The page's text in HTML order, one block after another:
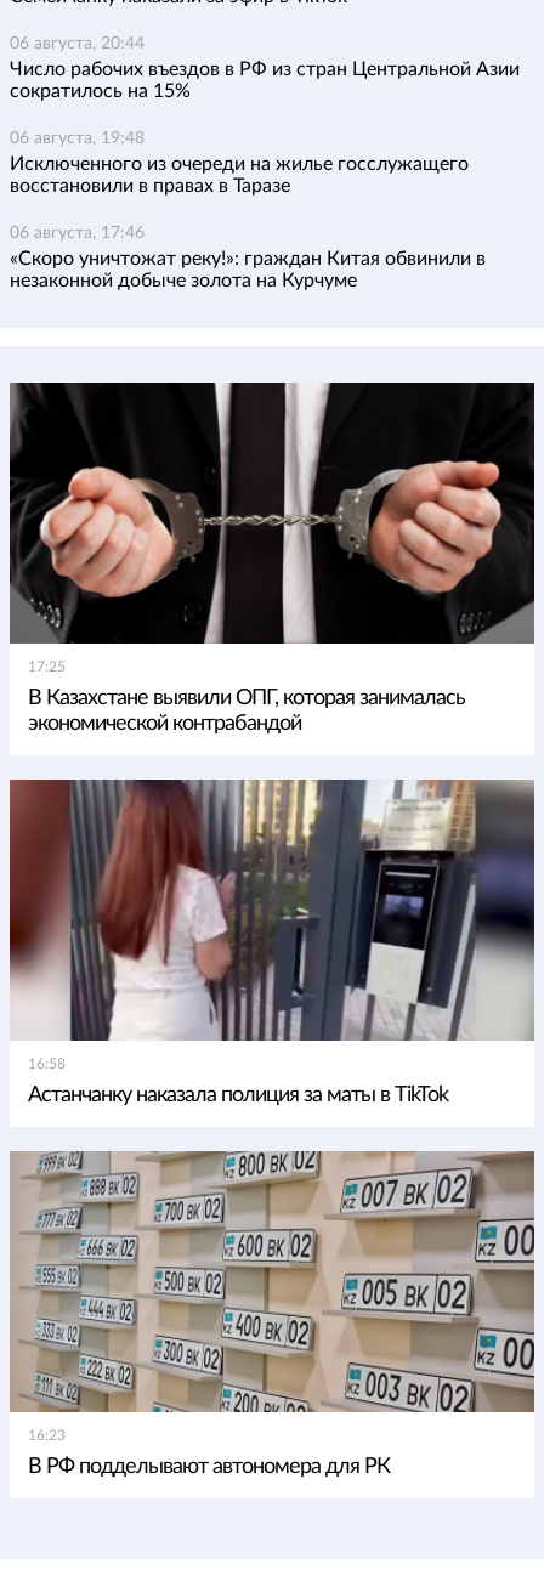
06 августа, 20:44
Число рабочих въездов в РФ из стран Центральной Азии
сократилось на 15%
06 августа, 19:48
Исключенного из очереди на жилье госслужащего
восстановили в правах в Таразе
06 августа, 17:46
«Скоро уничтожат реку!»: граждан Китая обвинили в
незаконной добыче золота на Курчуме
17:25
В Казахстане выявили ОПГ, которая занималась
экономической контрабандой
16:58
Астанчанку наказала полиция за маты в TikTok
16:23
В РФ подделывают автономера для РК